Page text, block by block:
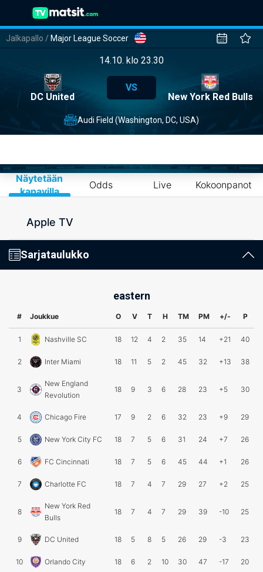
Jalkapallo / Major League Soccer
14.10. klo 23.30
DC United
VS
New York Red Bulls
Audi Field (Washington, DC, USA)
Näytetään
kanavilla
Odds Live Kokoonpanot
Apple TV
Sarjataulukko
eastern
# Joukkue O V T H TM PM +/- P
1 Nashville SC 18 12 4 2 35 14 +21 40
2 Inter Miami 18 11 5 2 45 32 +13 38
3
New England
Revolution
18 9 3 6 28 23 +5 30
4 Chicago Fire 17 9 2 6 32 23 +9 29
5 New York City FC 18 7 5 6 31 24 +7 26
6 FC Cincinnati 18 7 5 6 45 44 +1 26
7 Charlotte FC 18 7 4 7 29 27 +2 25
8
New York Red
Bulls
18 7 4 7 29 39 -10 25
9 DC United 18 5 8 5 26 29 -3 23
10 Orlando City 18 6 2 10 30 47 -17 20